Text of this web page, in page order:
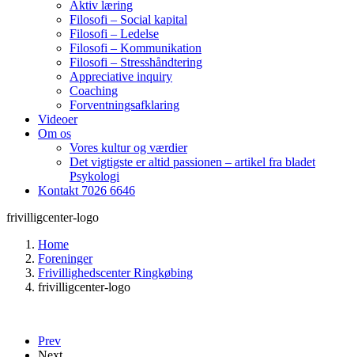
Aktiv læring
Filosofi – Social kapital
Filosofi – Ledelse
Filosofi – Kommunikation
Filosofi – Stresshåndtering
Appreciative inquiry
Coaching
Forventningsafklaring
Videoer
Om os
Vores kultur og værdier
Det vigtigste er altid passionen – artikel fra bladet
Psykologi
Kontakt 7026 6646
frivilligcenter-logo
Home
Foreninger
Frivillighedscenter Ringkøbing
frivilligcenter-logo
Prev